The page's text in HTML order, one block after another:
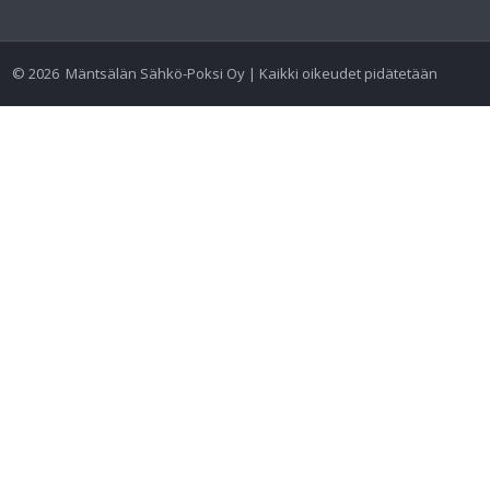
©2026 Mäntsälän Sähkö-Poksi Oy | Kaikki oikeudet pidätetään